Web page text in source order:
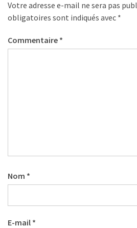
Votre adresse e-mail ne sera pas
obligatoires sont indiqués avec *
Commentaire *
Nom *
E-mail *